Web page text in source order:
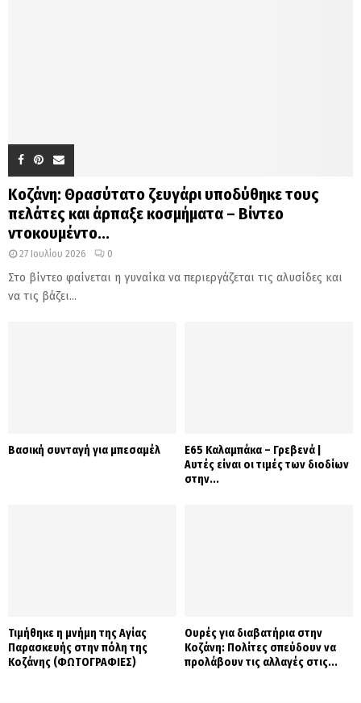
Κοζάνη: Θρασύτατο ζευγάρι υποδύθηκε τους
πελάτες και άρπαξε κοσμήματα – Βίντεο
ντοκουμέντο...
27 Ιουλίου 2026 0
Στο βίντεο φαίνεται η γυναίκα να περιεργάζεται τις αλυσίδες και
να τις βάζει...
Βασική συνταγή για μπεσαμέλ
Ε65 Καλαμπάκα – Γρεβενά |
Αυτές είναι οι τιμές των διοδίων
στην...
Τιμήθηκε η μνήμη της Αγίας
Παρασκευής στην πόλη της
Κοζάνης (ΦΩΤΟΓΡΑΦΙΕΣ)
Ουρές για διαβατήρια στην
Κοζάνη: Πολίτες σπεύδουν να
προλάβουν τις αλλαγές στις...